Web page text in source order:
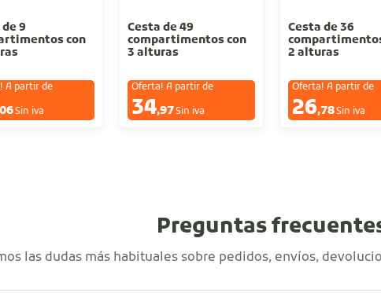
9
con
A partir de
Sin iva
Cesta de 49
compartimentos con
3 alturas
Oferta! A partir de
34,97Sin iva
Cesta de 36
2 alturas
Oferta! A partir de
26,78Sin iva
Preguntas
las dudas más habituales sobre pedidos, envíos,